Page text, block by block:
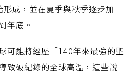
成，並在夏季與秋季逐步加
年底。
可能將經歷「140年來最強的聖
致破紀錄的全球高溫，這些說